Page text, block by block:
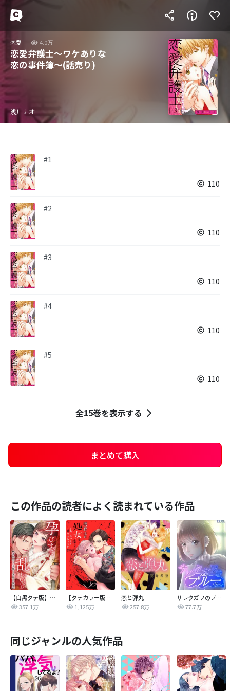
恋愛 4.0万
恋愛弁護士～ワケありな
恋の事件簿～(話売り)
浅川ナオ
#1
110
#2
110
#3
110
#4
110
#5
110
全15巻を表示する
まとめて購入
この作品の読者によく読まれている作品
【白黒タテ版】孕むまで乱れいけ～身代わり花嫁と軍服の猛愛
357.1万
【タテカラー版】漣蒼士に処女を捧ぐ～さあ、じっくり愛でましょうか
1,125万
恋と弾丸
257.8万
サレタガワのブルー【タテヨミ】
77.7万
同じジャンルの人気作品